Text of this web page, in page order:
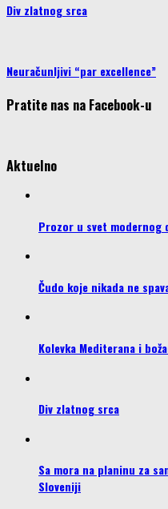
Div zlatnog srca
Neuračunljivi “par excellence”
Pratite nas na Facebook-u
Aktuelno
Prozor u svet modernog
Čudo koje nikada ne
Kolevka Mediterana i
Div zlatnog srca
Sa mora na planinu za
Sloveniji